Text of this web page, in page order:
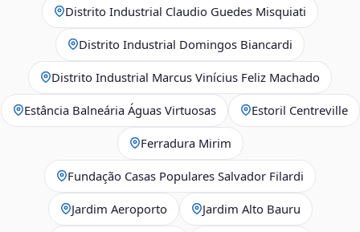
Distrito Industrial Claudio Guedes Misquiati
Distrito Industrial Domingos Biancardi
Distrito Industrial Marcus Vinícius Feliz Machado
Estância Balneária Águas Virtuosas Estoril Centreville
Ferradura Mirim
Fundação Casas Populares Salvador Filardi
Jardim Aeroporto Jardim Alto Bauru